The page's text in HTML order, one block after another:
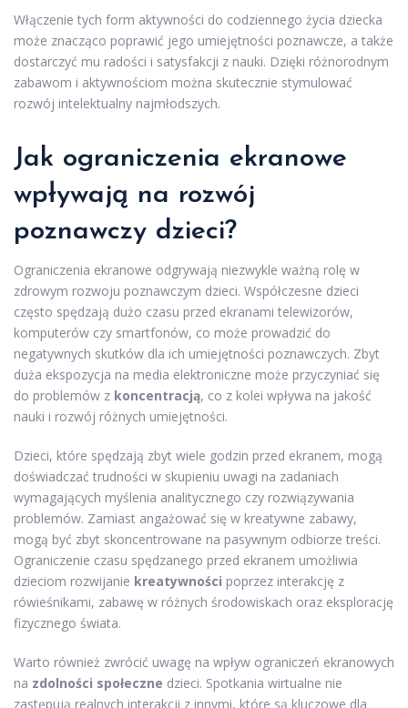
Włączenie tych form aktywności do codziennego życia dziecka
może znacząco poprawić jego umiejętności poznawcze, a także
dostarczyć mu radości i satysfakcji z nauki. Dzięki różnorodnym
zabawom i aktywnościom można skutecznie stymulować
rozwój intelektualny najmłodszych.
Jak ograniczenia ekranowe
wpływają na rozwój
poznawczy dzieci?
Ograniczenia ekranowe odgrywają niezwykle ważną rolę w
zdrowym rozwoju poznawczym dzieci. Współczesne dzieci
często spędzają dużo czasu przed ekranami telewizorów,
komputerów czy smartfonów, co może prowadzić do
negatywnych skutków dla ich umiejętności poznawczych. Zbyt
duża ekspozycja na media elektroniczne może przyczyniać się
do problemów z koncentracją, co z kolei wpływa na jakość
nauki i rozwój różnych umiejętności.
Dzieci, które spędzają zbyt wiele godzin przed ekranem, mogą
doświadczać trudności w skupieniu uwagi na zadaniach
wymagających myślenia analitycznego czy rozwiązywania
problemów. Zamiast angażować się w kreatywne zabawy,
mogą być zbyt skoncentrowane na pasywnym odbiorze treści.
Ograniczenie czasu spędzanego przed ekranem umożliwia
dzieciom rozwijanie kreatywności poprzez interakcję z
rówieśnikami, zabawę w różnych środowiskach oraz eksplorację
fizycznego świata.
Warto również zwrócić uwagę na wpływ ograniczeń ekranowych
na zdolności społeczne dzieci. Spotkania wirtualne nie
zastępują realnych interakcji z innymi, które są kluczowe dla